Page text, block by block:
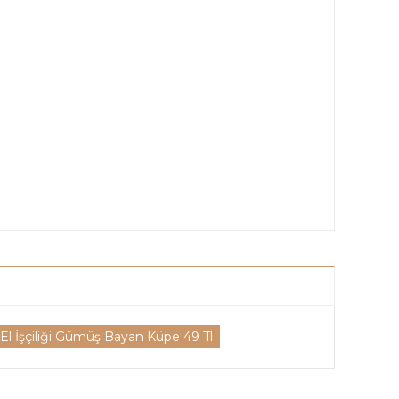
İşçiliği Gümüş Bayan Küpe 49 Tl